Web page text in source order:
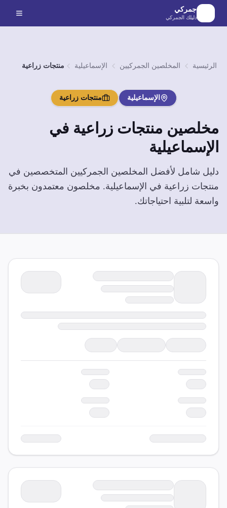
الانتقال إلى المحتوى الرئيسي
جمركي
دليلك الجمركي
الرئيسية المخلصين الجمركيين الإسماعيلية منتجات زراعية
الإسماعيلية منتجات زراعية
مخلصين منتجات زراعية في
الإسماعيلية
دليل شامل لأفضل المخلصين الجمركيين المتخصصين في
منتجات زراعية في الإسماعيلية. مخلصون معتمدون بخبرة
واسعة لتلبية احتياجاتك.